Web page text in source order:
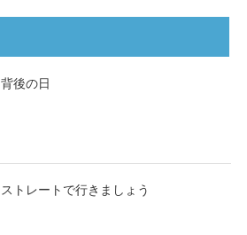
背後の日
ストレートで行きましょう